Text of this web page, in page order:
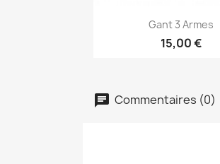
Aperçu
Gant 3 Armes
15,00 €
Commentaires (0)